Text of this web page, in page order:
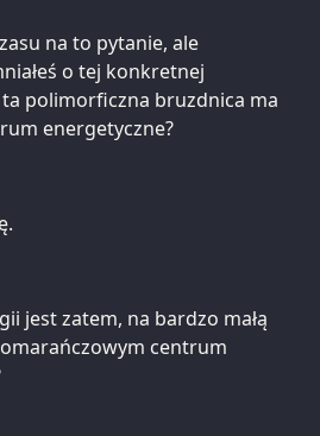
na to pytanie, ale
o tej konkretnej
polimorficzna bruzdnica ma
energetyczne?
jest zatem, na bardzo małą
centrum